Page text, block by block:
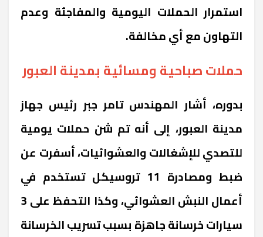
استمرار الحملات اليومية والمفاجئة وعدم
التهاون مع أي مخالفة.
حملات صباحية ومسائية بمدينة العبور
بدوره، أشار المهندس تامر جبر رئيس جهاز
مدينة العبور، إلى أنه تم شن حملات يومية
للتصدي للإشغالات والعشوائيات، أسفرت عن
ضبط ومصادرة 11 تروسيكل تستخدم في
أعمال النبش العشوائي، وكذا التحفظ على 3
سيارات خرسانة جاهزة بسبب تسريب الخرسانة